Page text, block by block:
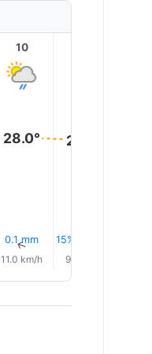
10
28.0°
0.1 mm
↑
11.0 km/h
28.0°
15% Yağmur
9.0 km/h